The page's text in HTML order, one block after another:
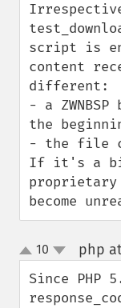
script is
content
different:
- a
the
- the file
If it's a
become
up
down
10 php
Since PHP